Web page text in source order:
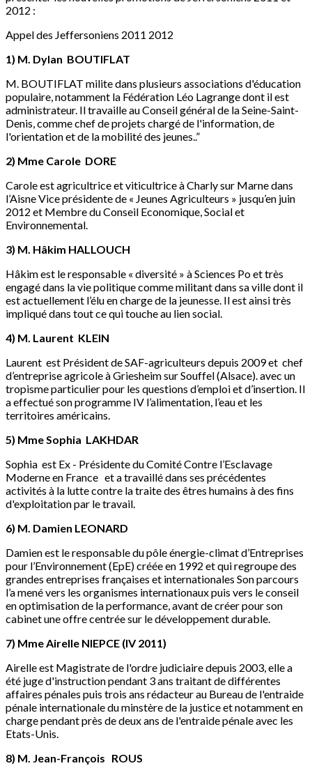
2012 :
Appel des Jeffersoniens 2011 2012
1) M. Dylan BOUTIFLAT
M. BOUTIFLAT milite dans plusieurs associations d'éducation
populaire, notamment la Fédération Léo Lagrange dont il est
administrateur. Il travaille au Conseil général de la Seine-Saint-
Denis, comme chef de projets chargé de l'information, de
l'orientation et de la mobilité des jeunes..”
2) Mme Carole DORE
Carole est agricultrice et viticultrice à Charly sur Marne dans
l’Aisne Vice présidente de « Jeunes Agriculteurs » jusqu’en juin
2012 et Membre du Conseil Economique, Social et
Environnemental.
3) M. Hâkim HALLOUCH
Hâkim est le responsable « diversité » à Sciences Po et très
engagé dans la vie politique comme militant dans sa ville dont il
est actuellement l’élu en charge de la jeunesse. Il est ainsi très
impliqué dans tout ce qui touche au lien social.
4) M. Laurent KLEIN
Laurent est Président de SAF-agriculteurs depuis 2009 et chef
d’entreprise agricole à Griesheim sur Souffel (Alsace). avec un
tropisme particulier pour les questions d’emploi et d’insertion. Il
a effectué son programme IV l’alimentation, l’eau et les
territoires américains.
5) Mme Sophia LAKHDAR
Sophia est Ex - Présidente du Comité Contre l’Esclavage
Moderne en France et a travaillé dans ses précédentes
activités à la lutte contre la traite des êtres humains à des fins
d'exploitation par le travail.
6) M. Damien LEONARD
Damien est le responsable du pôle énergie-climat d’Entreprises
pour l’Environnement (EpE) créée en 1992 et qui regroupe des
grandes entreprises françaises et internationales Son parcours
l’a mené vers les organismes internationaux puis vers le conseil
en optimisation de la performance, avant de créer pour son
cabinet une offre centrée sur le développement durable.
7) Mme Airelle NIEPCE (IV 2011)
Airelle est Magistrate de l'ordre judiciaire depuis 2003, elle a
été juge d'instruction pendant 3 ans traitant de différentes
affaires pénales puis trois ans rédacteur au Bureau de l'entraide
pénale internationale du minstère de la justice et notamment en
charge pendant près de deux ans de l'entraide pénale avec les
Etats-Unis.
8) M. Jean-François ROUS